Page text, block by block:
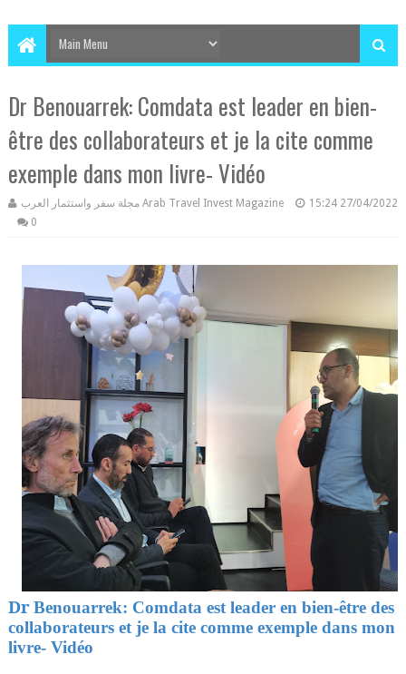
Dr Benouarrek: Comdata est leader en bien-
être des collaborateurs et je la cite comme
exemple dans mon livre- Vidéo
مجلة سفر واستثمار العرب Arab Travel Invest Magazine 15:24 27/04/2022
0
DrBenouarrek: Comdata est leader en bien-êtredes
collaborateurs et je la cite comme exemple dans mon
livre- Vidéo